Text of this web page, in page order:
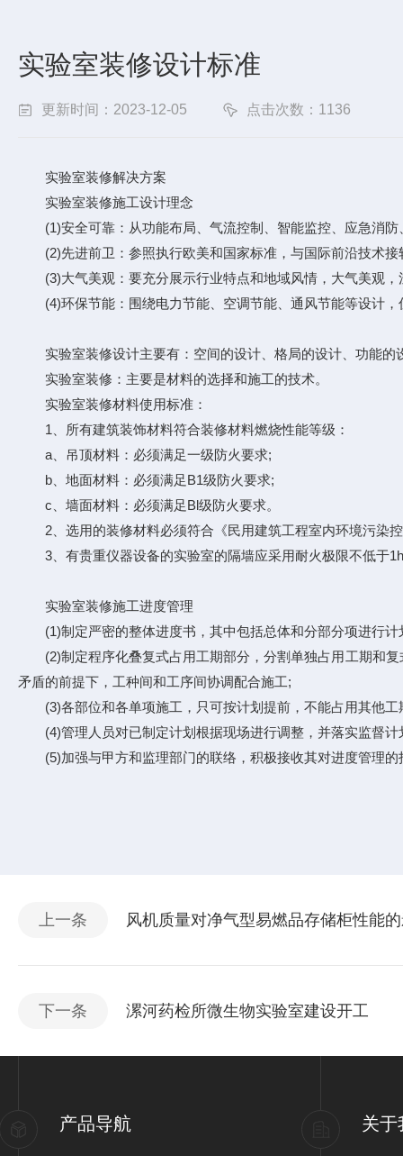
实验室装修设计标准
更新时间：2023-12-05 点击次数：1136
实验室装修解决方案
实验室装修施工设计理念
(1)安全可靠：从功能布局、气流控制、智能监控、应急消防
(2)先进前卫：参照执行欧美和国家标准，与国际前沿技术接
(3)大气美观：要充分展示行业特点和地域风情，大气美观，
(4)环保节能：围绕电力节能、空调节能、通风节能等设计，
实验室装修设计主要有：空间的设计、格局的设计、功能的
实验室装修：主要是材料的选择和施工的技术。
实验室装修材料使用标准：
1、所有建筑装饰材料符合装修材料燃烧性能等级：
a、吊顶材料：必须满足一级防火要求;
b、地面材料：必须满足B1级防火要求;
c、墙面材料：必须满足Bl级防火要求。
2、选用的装修材料必须符合《民用建筑工程室内环境污染
3、有贵重仪器设备的实验室的隔墙应采用耐火极限不低于
实验室装修施工进度管理
(1)制定严密的整体进度书，其中包括总体和分部分项进行计
(2)制定程序化叠复式占用工期部分，分割单独占用工期和复
矛盾的前提下，工种间和工序间协调配合施工;
(3)各部位和各单项施工，只可按计划提前，不能占用其他工
(4)管理人员对已制定计划根据现场进行调整，并落实监督计
(5)加强与甲方和监理部门的联络，积极接收其对进度管理的
上一条 风机质量对净气型易燃品存储柜性能
下一条 漯河药检所微生物实验室建设开工
产品导航 关于